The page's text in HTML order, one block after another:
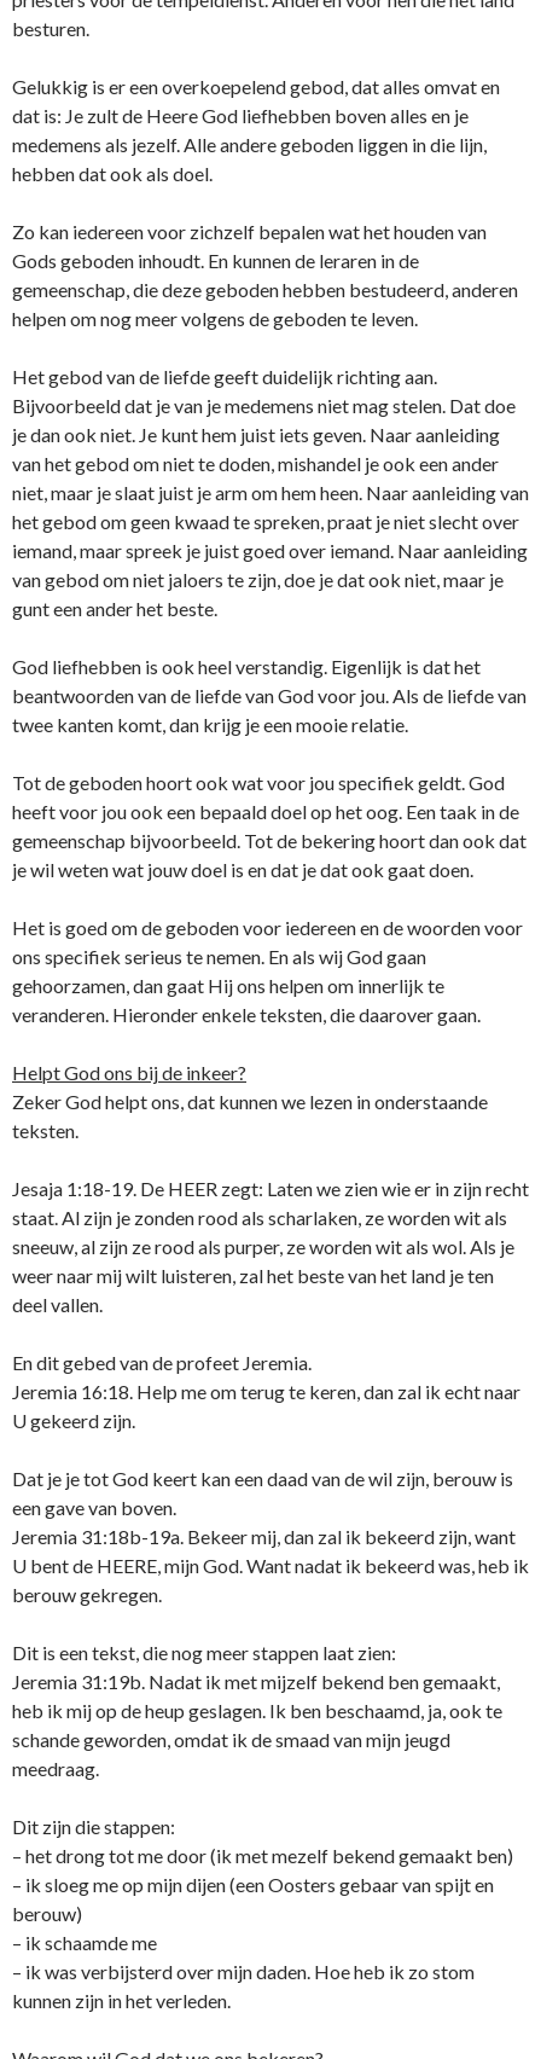
besturen.
Gelukkig is er een overkoepelend gebod, dat alles omvat en
dat is: Je zult de Heere God liefhebben boven alles en je
medemens als jezelf. Alle andere geboden liggen in die lijn,
hebben dat ook als doel.
Zo kan iedereen voor zichzelf bepalen wat het houden van
Gods geboden inhoudt. En kunnen de leraren in de
gemeenschap, die deze geboden hebben bestudeerd, anderen
helpen om nog meer volgens de geboden te leven.
Het gebod van de liefde geeft duidelijk richting aan.
Bijvoorbeeld dat je van je medemens niet mag stelen. Dat doe
je dan ook niet. Je kunt hem juist iets geven. Naar aanleiding
van het gebod om niet te doden, mishandel je ook een ander
niet, maar je slaat juist je arm om hem heen. Naar aanleiding van
het gebod om geen kwaad te spreken, praat je niet slecht over
iemand, maar spreek je juist goed over iemand. Naar aanleiding
van gebod om niet jaloers te zijn, doe je dat ook niet, maar je
gunt een ander het beste.
God liefhebben is ook heel verstandig. Eigenlijk is dat het
beantwoorden van de liefde van God voor jou. Als de liefde van
twee kanten komt, dan krijg je een mooie relatie.
Tot de geboden hoort ook wat voor jou specifiek geldt. God
heeft voor jou ook een bepaald doel op het oog. Een taak in de
gemeenschap bijvoorbeeld. Tot de bekering hoort dan ook dat
je wil weten wat jouw doel is en dat je dat ook gaat doen.
Het is goed om de geboden voor iedereen en de woorden voor
ons specifiek serieus te nemen. En als wij God gaan
gehoorzamen, dan gaat Hij ons helpen om innerlijk te
veranderen. Hieronder enkele teksten, die daarover gaan.
Helpt God ons bij de inkeer?
Zeker God helpt ons, dat kunnen we lezen in onderstaande
teksten.
Jesaja 1:18-19. De HEER zegt: Laten we zien wie er in zijn recht
staat. Al zijn je ​zonden​ rood als ​scharlaken, ze worden wit als
sneeuw, al zijn ze rood als ​purper, ze worden wit als wol. Als je
weer naar mij wilt luisteren, zal het beste van het land je ten
deel vallen.
En dit gebed van de profeet Jeremia.
Jeremia 16:18. Help me om terug te keren, dan zal ik echt naar
U gekeerd zijn.
Dat je je tot God keert kan een daad van de wil zijn, berouw is
een gave van boven.
Jeremia 31:18b-19a. Bekeer mij, dan zal ik bekeerd zijn, want
U bent de HEERE, mijn God. Want nadat ik bekeerd was, heb ik
berouw gekregen.
Dit is een tekst, die nog meer stappen laat zien:
Jeremia 31:19b. Nadat ik met mijzelf bekend ben gemaakt,
heb ik mij op de heup geslagen. Ik ben beschaamd, ja, ook te
schande geworden, omdat ik de smaad van mijn jeugd
meedraag.
Dit zijn die stappen:
– het drong tot me door (ik met mezelf bekend gemaakt ben)
– ik sloeg me op mijn dijen (een Oosters gebaar van spijt en
berouw)
– ik schaamde me
– ik was verbijsterd over mijn daden. Hoe heb ik zo stom
kunnen zijn in het verleden.